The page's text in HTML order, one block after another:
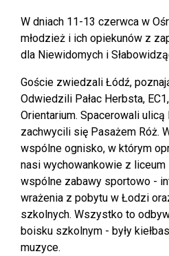
W dniach 11-13 czerwca w
młodzież i ich opiekunów z
dla Niewidomych i
Goście zwiedzali Łódź,
Odwiedzili Pałac Herbsta,
Orientarium. Spacerowali
zachwycili się Pasażem Róż.
wspólne ognisko, w którym
nasi wychowankowie z liceum
wspólne zabawy sportowo -
wrażenia z pobytu w Łodzi
szkolnych. Wszystko to
boisku szkolnym - były
muzyce.